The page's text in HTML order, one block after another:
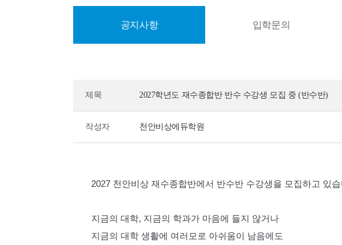
공지사항 입학문의
제목 2027학년도 재수종합반 반수 수강생 모집 중 (반수반)
작성자 천안비상에듀학원